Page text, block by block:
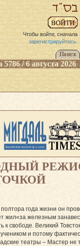
Чтобы войти, сначала
зарегистрируйтесь.
5786 / 6 августа 2026
года жизни он
жил«за железным
к свободе. Ве­ли­кий
и потому
театры – Мастер не